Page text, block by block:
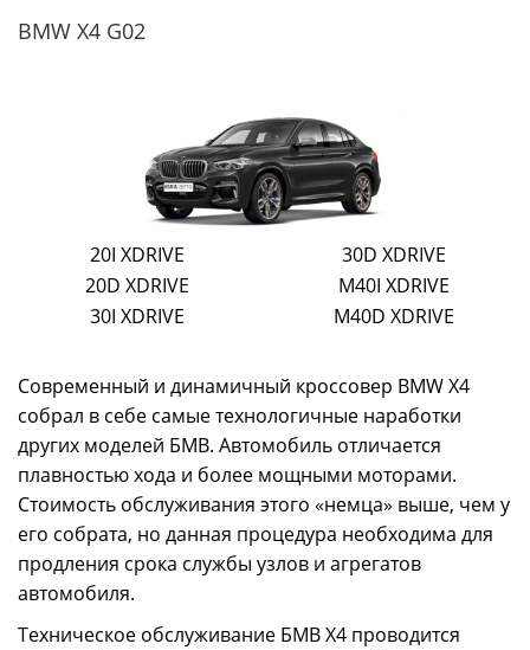
BMW X4 G02
20I XDRIVE
20D XDRIVE
30I XDRIVE
30D XDRIVE
M40I XDRIVE
M40D XDRIVE
Современный и динамичный кроссовер BMW X4
собрал в себе самые технологичные наработки
других моделей БМВ. Автомобиль отличается
плавностью хода и более мощными моторами.
Стоимость обслуживания этого «немца» выше, чем у
его собрата, но данная процедура необходима для
продления срока службы узлов и агрегатов
автомобиля.
Техническое обслуживание БМВ X4 проводится